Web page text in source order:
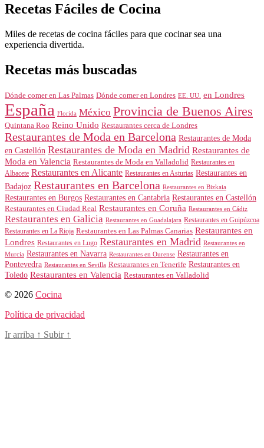
Recetas Fáciles de Cocina
Miles de recetas de cocina fáciles para que cocinar sea una
experiencia divertida.
Recetas más buscadas
Dónde comer en Las Palmas Dónde comer en Londres EE. UU. en Londres
España Florida México Provincia de Buenos Aires
Quintana Roo Reino Unido Restaurantes cerca de Londres
Restaurantes de Moda en Barcelona Restaurantes de Moda
en Castellón Restaurantes de Moda en Madrid Restaurantes de
Moda en Valencia Restaurantes de Moda en Valladolid Restaurantes en
Albacete Restaurantes en Alicante Restaurantes en Asturias Restaurantes en
Badajoz Restaurantes en Barcelona Restaurantes en Bizkaia
Restaurantes en Burgos Restaurantes en Cantabria Restaurantes en Castellón
Restaurantes en Ciudad Real Restaurantes en Coruña Restaurantes en Cádiz
Restaurantes en Galicia Restaurantes en Guadalajara Restaurantes en Guipúzcoa
Restaurantes en La Rioja Restaurantes en Las Palmas Canarias Restaurantes en
Londres Restaurantes en Lugo Restaurantes en Madrid Restaurantes en
Murcia Restaurantes en Navarra Restaurantes en Ourense Restaurantes en
Pontevedra Restaurantes en Sevilla Restaurantes en Tenerife Restaurantes en
Toledo Restaurantes en Valencia Restaurantes en Valladolid
© 2026 Cocina
Política de privacidad
Ir arriba ↑ Subir ↑